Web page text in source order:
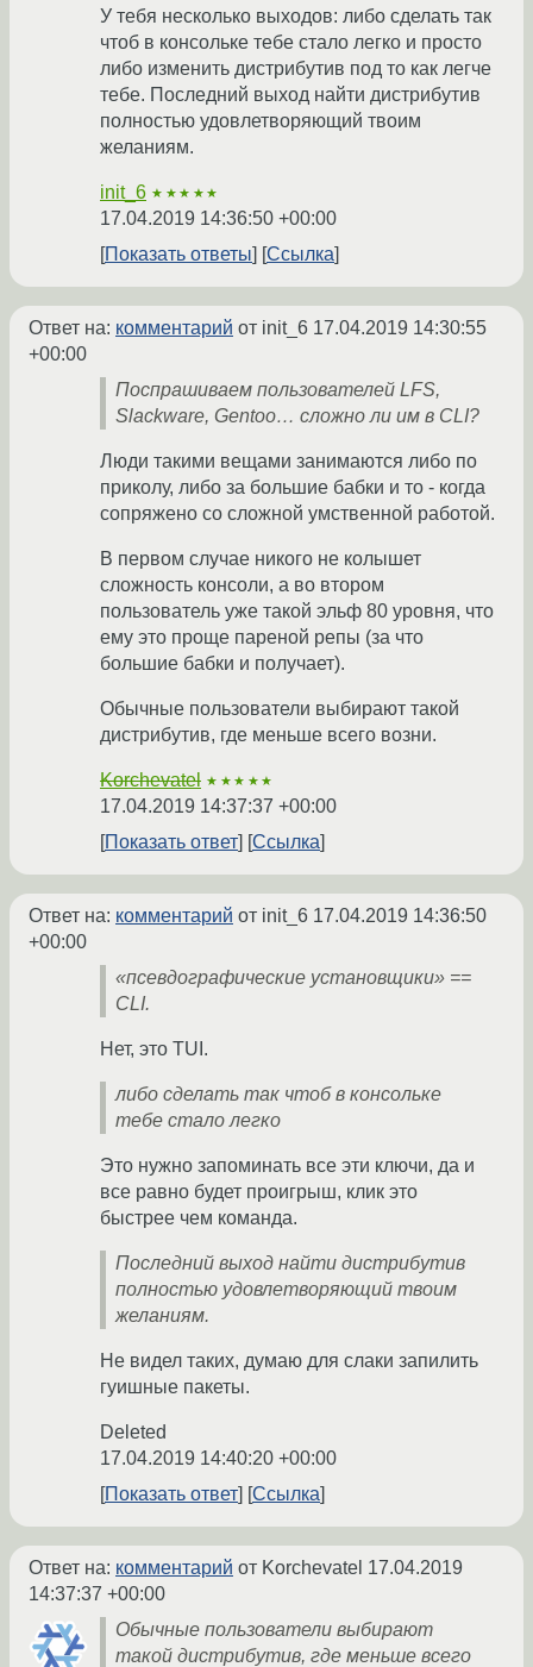
У тебя несколько выходов: либо сделать так
чтоб в консольке тебе стало легко и просто
либо изменить дистрибутив под то как легче
тебе. Последний выход найти дистрибутив
полностью удовлетворяющий твоим
желаниям.
init_6 ★★★★★
17.04.2019 14:36:50 +00:00
Показать ответы
Ссылка
Ответ на: комментарий от init_6 17.04.2019 14:30:55
+00:00
Поспрашиваем пользователей LFS,
Slackware, Gentoo… сложно ли им в CLI?
Люди такими вещами занимаются либо по
приколу, либо за большие бабки и то - когда
сопряжено со сложной умственной работой.
В первом случае никого не колышет
сложность консоли, а во втором
пользователь уже такой эльф 80 уровня, что
ему это проще пареной репы (за что
большие бабки и получает).
Обычные пользователи выбирают такой
дистрибутив, где меньше всего возни.
Korchevatel ★★★★★
17.04.2019 14:37:37 +00:00
Показать ответ
Ссылка
Ответ на: комментарий от init_6 17.04.2019 14:36:50
+00:00
«псевдографические установщики» ==
CLI.
Нет, это TUI.
либо сделать так чтоб в консольке
тебе стало легко
Это нужно запоминать все эти ключи, да и
все равно будет проигрыш, клик это
быстрее чем команда.
Последний выход найти дистрибутив
полностью удовлетворяющий твоим
желаниям.
Не видел таких, думаю для слаки запилить
гуишные пакеты.
Deleted
17.04.2019 14:40:20 +00:00
Показать ответ
Ссылка
Ответ на: комментарий от Korchevatel 17.04.2019
14:37:37 +00:00
Обычные пользователи выбирают
такой дистрибутив, где меньше всего